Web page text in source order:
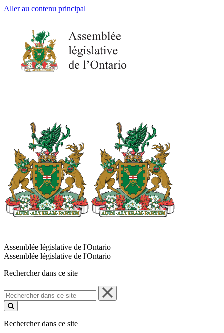
Aller au contenu principal
Assemblée législative de l'Ontario
Assemblée législative de l'Ontario
Rechercher dans ce site
Rechercher
dans
ce
Rechercher dans ce site